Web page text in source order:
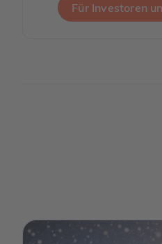
Für Investoren